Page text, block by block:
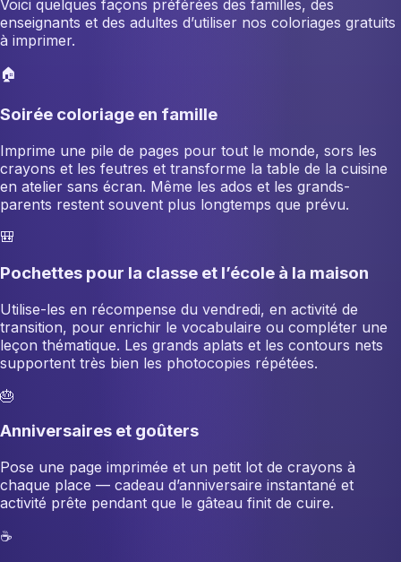
Voici quelques façons préférées des familles, des
enseignants et des adultes d’utiliser nos coloriages gratuits
à imprimer.
🏠
Soirée coloriage en famille
Imprime une pile de pages pour tout le monde, sors les
crayons et les feutres et transforme la table de la cuisine
en atelier sans écran. Même les ados et les grands-
parents restent souvent plus longtemps que prévu.
🎒
Pochettes pour la classe et l’école à la maison
Utilise-les en récompense du vendredi, en activité de
transition, pour enrichir le vocabulaire ou compléter une
leçon thématique. Les grands aplats et les contours nets
supportent très bien les photocopies répétées.
🎂
Anniversaires et goûters
Pose une page imprimée et un petit lot de crayons à
chaque place — cadeau d’anniversaire instantané et
activité prête pendant que le gâteau finit de cuire.
☕